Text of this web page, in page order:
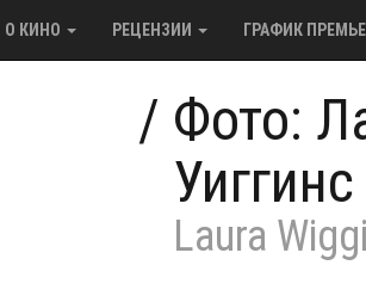
О КИНО РЕЦЕНЗИИ ГРАФИК
/ Фото:
Уиггинс
Laura